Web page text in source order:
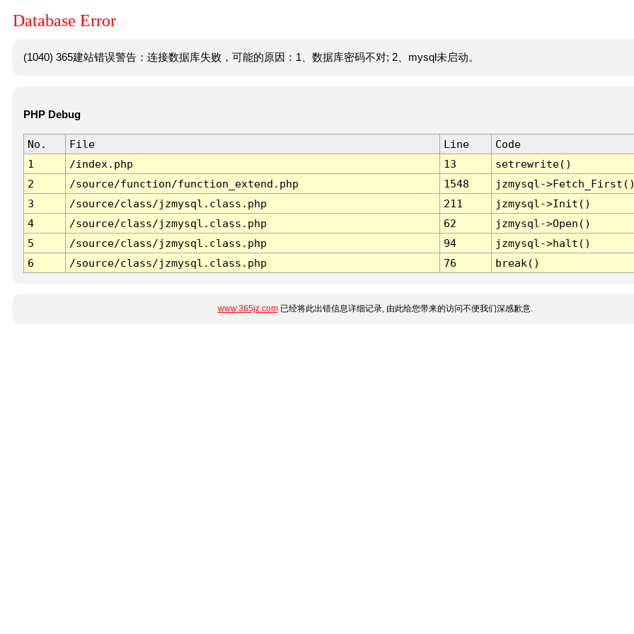
Database Error
(1040) 365建站错误警告：连接数据库失败，可能的原因：1、数据库密码不对; 2、mysql未启动。
PHP Debug
No. File Line
Code
1
/index.php 13
setrewrite()
2
/source/function/function_extend.php 1548
jzmysql-
3
/source/class/jzmysql.class.php 211
jzmysql->Init()
4
/source/class/jzmysql.class.php 62
jzmysql->Open()
5
/source/class/jzmysql.class.php 94
jzmysql->halt()
6
/source/class/jzmysql.class.php 76 break()
www.365jz.com已经将此出错信息详细记录, 由此给您带来的访问不便我们深感歉意.